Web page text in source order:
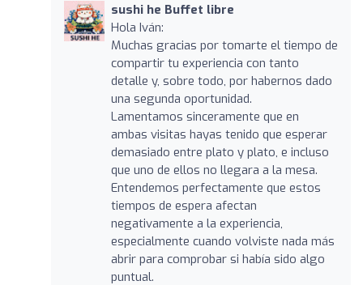
sushi he Buffet libre
Hola Iván:
Muchas gracias por tomarte el tiempo de
compartir tu experiencia con tanto
detalle y, sobre todo, por habernos dado
una segunda oportunidad.
Lamentamos sinceramente que en
ambas visitas hayas tenido que esperar
demasiado entre plato y plato, e incluso
que uno de ellos no llegara a la mesa.
Entendemos perfectamente que estos
tiempos de espera afectan
negativamente a la experiencia,
especialmente cuando volviste nada más
abrir para comprobar si había sido algo
puntual.